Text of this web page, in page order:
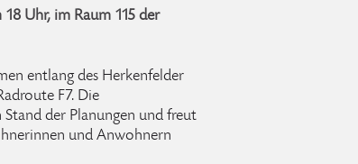
Uhr, im Raum 115 der
entlang des Herkenfelder
F7. Die
der Planungen und freut
und Anwohnern